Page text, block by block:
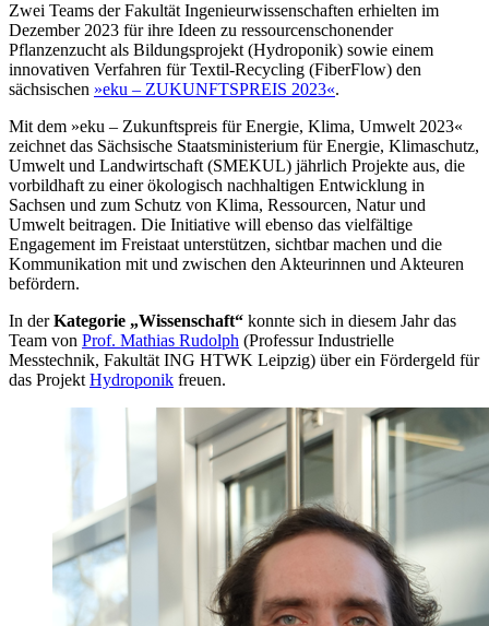
Zwei Teams der Fakultät Ingenieurwissenschaften erhielten im
Dezember 2023 für ihre Ideen zu ressourcenschonender
Pflanzenzucht als Bildungsprojekt (Hydroponik) sowie einem
innovativen Verfahren für Textil-Recycling (FiberFlow) den
sächsischen »eku – ZUKUNFTSPREIS 2023«.
Mit dem »eku – Zukunftspreis für Energie, Klima, Umwelt 2023«
zeichnet das Sächsische Staatsministerium für Energie, Klimaschutz,
Umwelt und Landwirtschaft (SMEKUL) jährlich Projekte aus, die
vorbildhaft zu einer ökologisch nachhaltigen Entwicklung in
Sachsen und zum Schutz von Klima, Ressourcen, Natur und
Umwelt beitragen. Die Initiative will ebenso das vielfältige
Engagement im Freistaat unterstützen, sichtbar machen und die
Kommunikation mit und zwischen den Akteurinnen und Akteuren
befördern.
In derKategorie „Wissenschaft“ konnte sich in diesem Jahr das
Team von Prof. Mathias Rudolph (Professur Industrielle
Messtechnik, Fakultät ING HTWK Leipzig) über ein Fördergeld für
das Projekt Hydroponik freuen.